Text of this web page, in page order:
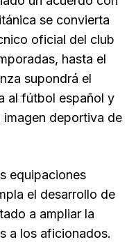
se convierta
oficial del club
hasta el
supondrá el
al fútbol español y
imagen deportiva de
equipaciones
el desarrollo de
a ampliar la
a los aficionados.